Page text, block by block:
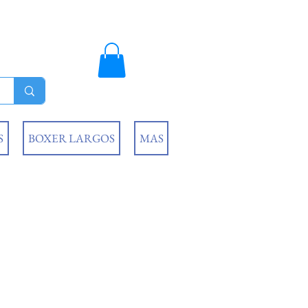
BOXER LARGOS MAS